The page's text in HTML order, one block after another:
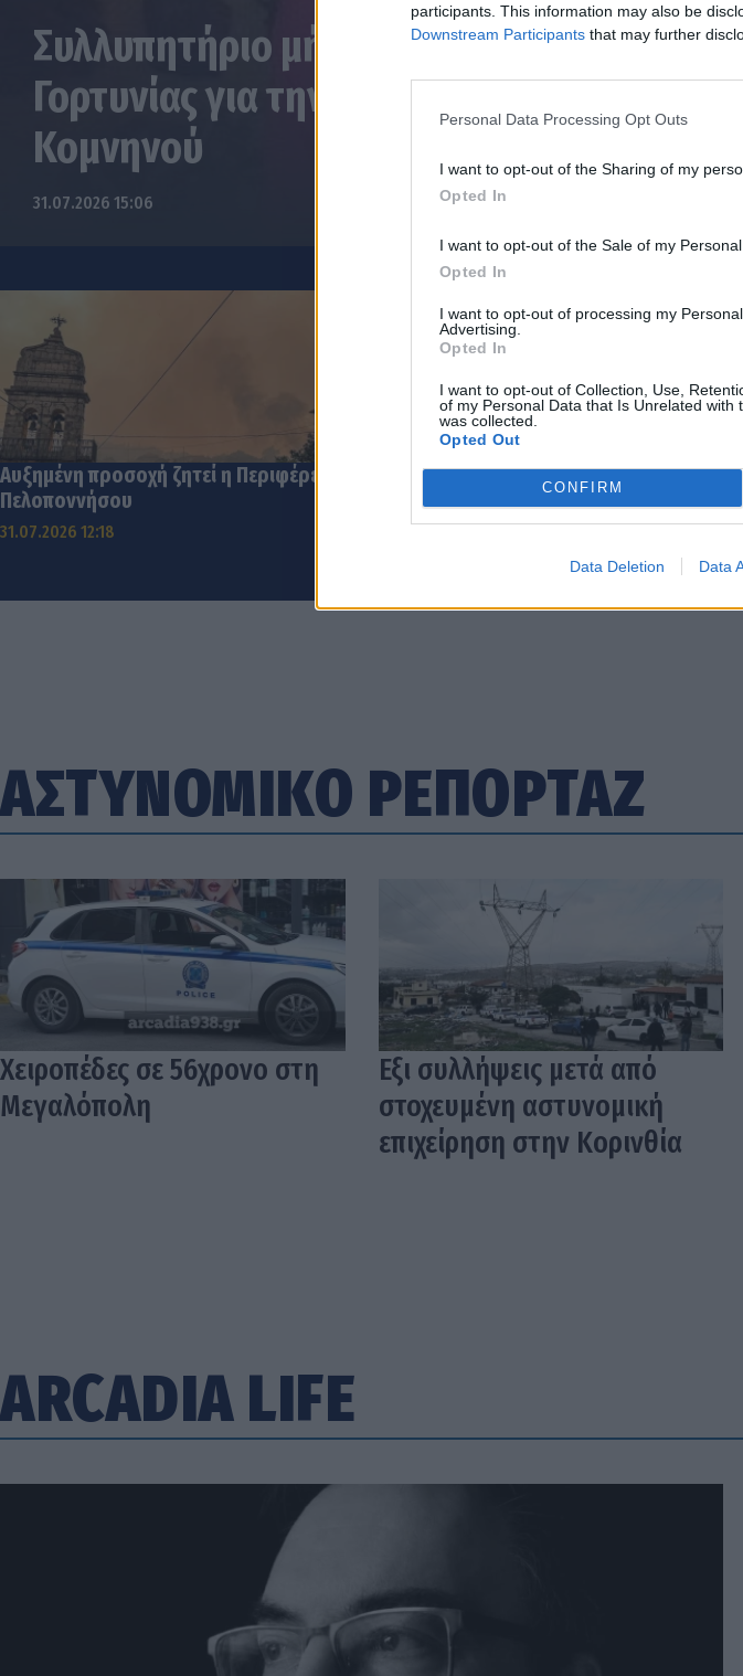
participants. This information may also be
Downstream Participants that may further
Personal Data Processing Opt Outs
I want to opt-out of the Sharing of my
Opted In
I want to opt-out of the Sale of my Personal
Opted In
I want to opt-out of processing my
Advertising.
Opted In
I want to opt-out of Collection, Use,
of my Personal Data that Is Unrelated with
was collected.
Opted Out
CONFIRM
Data Deletion Data
Συλλυπητήριο μήνυμα του Δημάρχου
Γορτυνίας για την απώλεια του Παναγιώτη
Κομνηνού
31.07.2026 15:06
Αυξημένη προσοχή ζητεί η Περιφέρεια
Πελοποννήσου
31.07.2026 12:18
Ορνιθολογική Εταιρεία: "Κακή ιδέα" ο
φωτισμός του Κοκκινόβραχου στο
Λεωνίδιο
ΑΣΤΥΝΟΜΙΚΟ ΡΕΠΟΡΤΑΖ
Χειροπέδες σε 56χρονο στη
Μεγαλόπολη
Εξι συλλήψεις μετά από
στοχευμένη αστυνομική
επιχείρηση στην Κορινθία
ARCADIA LIFE